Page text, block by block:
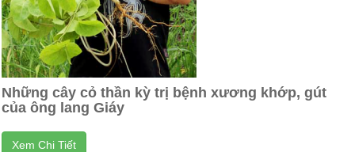
Những cây cỏ thần kỳ trị bệnh xương khớp, gút
của ông lang Giáy
Xem Chi Tiết